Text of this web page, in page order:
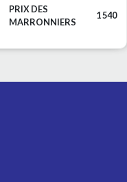
PRIX DES
MARRONNIERS
1 540